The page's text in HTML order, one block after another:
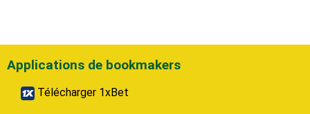
Applications de bookmakers
Télécharger 1xBet